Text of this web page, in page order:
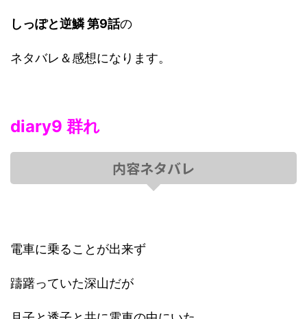
しっぽと逆鱗 第9話の
ネタバレ＆感想になります。
diary9 群れ
内容ネタバレ
電車に乗ることが出来ず
躊躇っていた深山だが